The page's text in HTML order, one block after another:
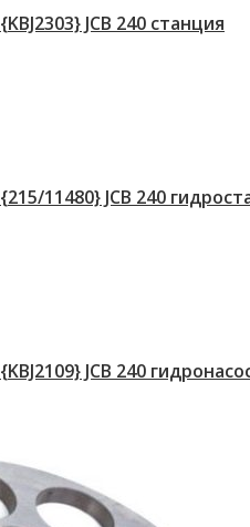
{KBJ2303} JCB 240 станция
{215/11480} JCB 240
{KBJ2109} JCB 240